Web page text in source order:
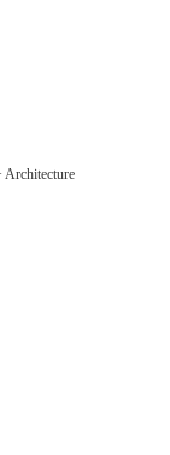
Architecture